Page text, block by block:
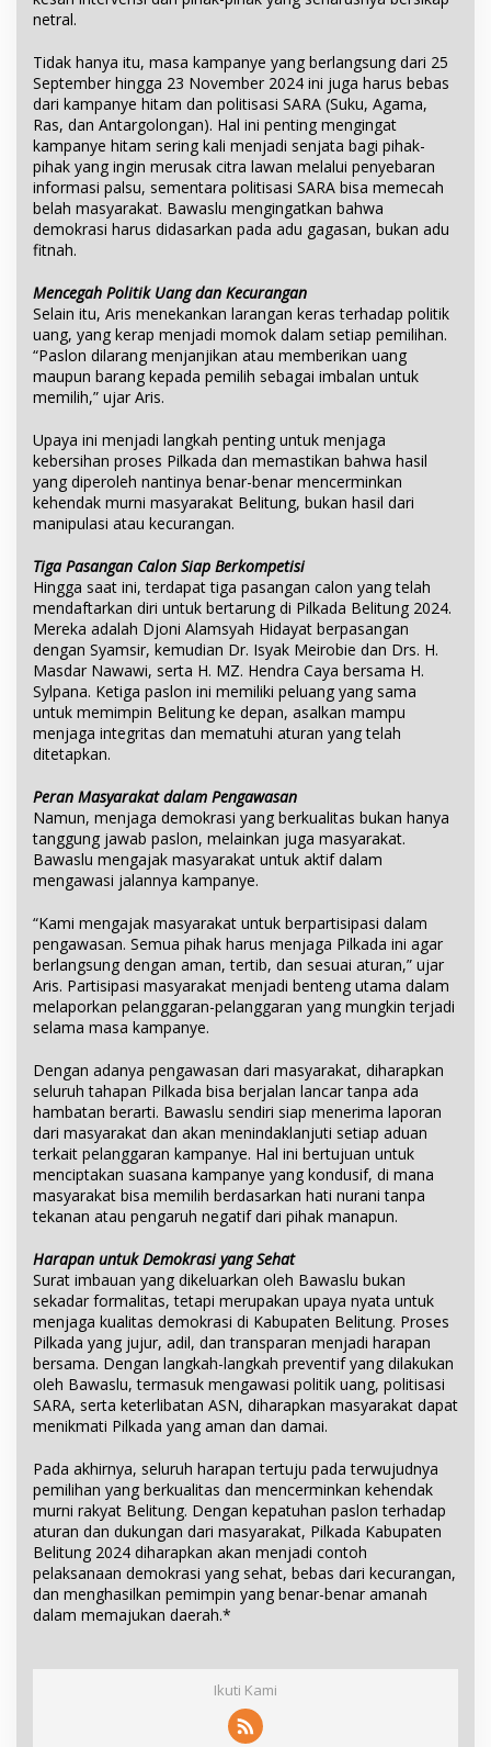
netral.
Tidak hanya itu, masa kampanye yang berlangsung dari 25
September hingga 23 November 2024 ini juga harus bebas
dari kampanye hitam dan politisasi SARA (Suku, Agama,
Ras, dan Antargolongan). Hal ini penting mengingat
kampanye hitam sering kali menjadi senjata bagi pihak-
pihak yang ingin merusak citra lawan melalui penyebaran
informasi palsu, sementara politisasi SARA bisa memecah
belah masyarakat. Bawaslu mengingatkan bahwa
demokrasi harus didasarkan pada adu gagasan, bukan adu
fitnah.
Mencegah Politik Uang dan Kecurangan
Selain itu, Aris menekankan larangan keras terhadap politik
uang, yang kerap menjadi momok dalam setiap pemilihan.
“Paslon dilarang menjanjikan atau memberikan uang
maupun barang kepada pemilih sebagai imbalan untuk
memilih,” ujar Aris.
Upaya ini menjadi langkah penting untuk menjaga
kebersihan proses Pilkada dan memastikan bahwa hasil
yang diperoleh nantinya benar-benar mencerminkan
kehendak murni masyarakat Belitung, bukan hasil dari
manipulasi atau kecurangan.
Tiga Pasangan Calon Siap Berkompetisi
Hingga saat ini, terdapat tiga pasangan calon yang telah
mendaftarkan diri untuk bertarung di Pilkada Belitung 2024.
Mereka adalah Djoni Alamsyah Hidayat berpasangan
dengan Syamsir, kemudian Dr. Isyak Meirobie dan Drs. H.
Masdar Nawawi, serta H. MZ. Hendra Caya bersama H.
Sylpana. Ketiga paslon ini memiliki peluang yang sama
untuk memimpin Belitung ke depan, asalkan mampu
menjaga integritas dan mematuhi aturan yang telah
ditetapkan.
Peran Masyarakat dalam Pengawasan
Namun, menjaga demokrasi yang berkualitas bukan hanya
tanggung jawab paslon, melainkan juga masyarakat.
Bawaslu mengajak masyarakat untuk aktif dalam
mengawasi jalannya kampanye.
“Kami mengajak masyarakat untuk berpartisipasi dalam
pengawasan. Semua pihak harus menjaga Pilkada ini agar
berlangsung dengan aman, tertib, dan sesuai aturan,” ujar
Aris. Partisipasi masyarakat menjadi benteng utama dalam
melaporkan pelanggaran-pelanggaran yang mungkin terjadi
selama masa kampanye.
Dengan adanya pengawasan dari masyarakat, diharapkan
seluruh tahapan Pilkada bisa berjalan lancar tanpa ada
hambatan berarti. Bawaslu sendiri siap menerima laporan
dari masyarakat dan akan menindaklanjuti setiap aduan
terkait pelanggaran kampanye. Hal ini bertujuan untuk
menciptakan suasana kampanye yang kondusif, di mana
masyarakat bisa memilih berdasarkan hati nurani tanpa
tekanan atau pengaruh negatif dari pihak manapun.
Harapan untuk Demokrasi yang Sehat
Surat imbauan yang dikeluarkan oleh Bawaslu bukan
sekadar formalitas, tetapi merupakan upaya nyata untuk
menjaga kualitas demokrasi di Kabupaten Belitung. Proses
Pilkada yang jujur, adil, dan transparan menjadi harapan
bersama. Dengan langkah-langkah preventif yang dilakukan
oleh Bawaslu, termasuk mengawasi politik uang, politisasi
SARA, serta keterlibatan ASN, diharapkan masyarakat dapat
menikmati Pilkada yang aman dan damai.
Pada akhirnya, seluruh harapan tertuju pada terwujudnya
pemilihan yang berkualitas dan mencerminkan kehendak
murni rakyat Belitung. Dengan kepatuhan paslon terhadap
aturan dan dukungan dari masyarakat, Pilkada Kabupaten
Belitung 2024 diharapkan akan menjadi contoh
pelaksanaan demokrasi yang sehat, bebas dari kecurangan,
dan menghasilkan pemimpin yang benar-benar amanah
dalam memajukan daerah.*
Ikuti Kami